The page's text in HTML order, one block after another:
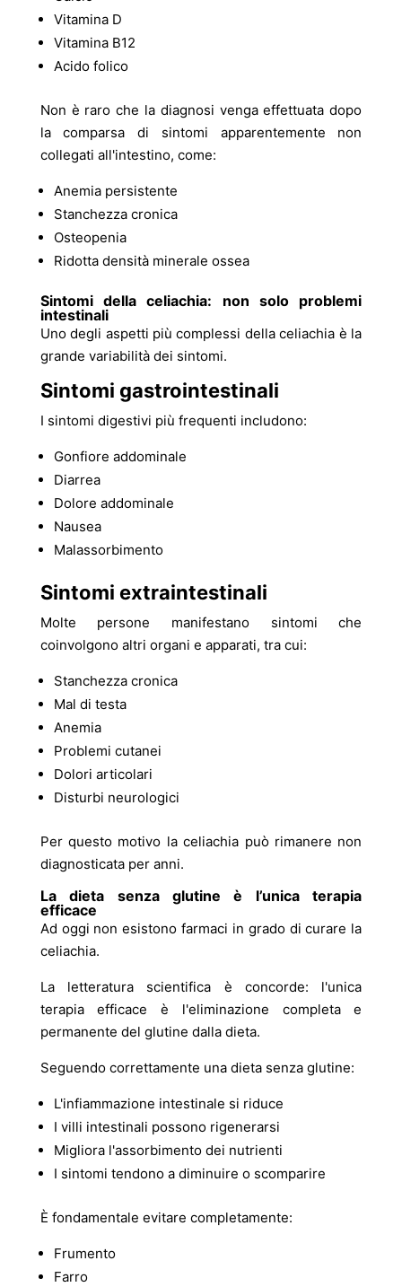
Vitamina D
Vitamina B12
Acido folico
Non è raro che la diagnosi venga effettuata dopo
la comparsa di sintomi apparentemente non
collegati all'intestino, come:
Anemia persistente
Stanchezza cronica
Osteopenia
Ridotta densità minerale ossea
Sintomi della celiachia: non solo problemi
intestinali
Uno degli aspetti più complessi della celiachia è la
grande variabilità dei sintomi.
Sintomi gastrointestinali
I sintomi digestivi più frequenti includono:
Gonfiore addominale
Diarrea
Dolore addominale
Nausea
Malassorbimento
Sintomi extraintestinali
Molte persone manifestano sintomi che
coinvolgono altri organi e apparati, tra cui:
Stanchezza cronica
Mal di testa
Anemia
Problemi cutanei
Dolori articolari
Disturbi neurologici
Per questo motivo la celiachia può rimanere non
diagnosticata per anni.
La dieta senza glutine è l’unica terapia
efficace
Ad oggi non esistono farmaci in grado di curare la
celiachia.
La letteratura scientifica è concorde: l'unica
terapia efficace è l'eliminazione completa e
permanente del glutine dalla dieta.
Seguendo correttamente una dieta senza glutine:
L'infiammazione intestinale si riduce
I villi intestinali possono rigenerarsi
Migliora l'assorbimento dei nutrienti
I sintomi tendono a diminuire o scomparire
È fondamentale evitare completamente:
Frumento
Farro